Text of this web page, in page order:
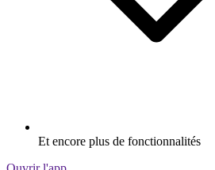
Et encore plus de fonctionnalités